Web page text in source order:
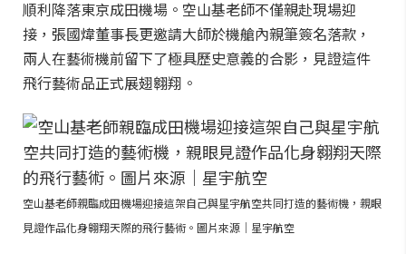
順利降落東京成田機場。空山基老師不僅親赴現場迎
接，張國煒董事長更邀請大師於機艙內親筆簽名落款，
兩人在藝術機前留下了極具歷史意義的合影，見證這件
飛行藝術品正式展翅翱翔。
空山基老師親臨成田機場迎接這架自己與星宇航空共同打造的藝術機，親眼
見證作品化身翱翔天際的飛行藝術。圖片來源｜星宇航空